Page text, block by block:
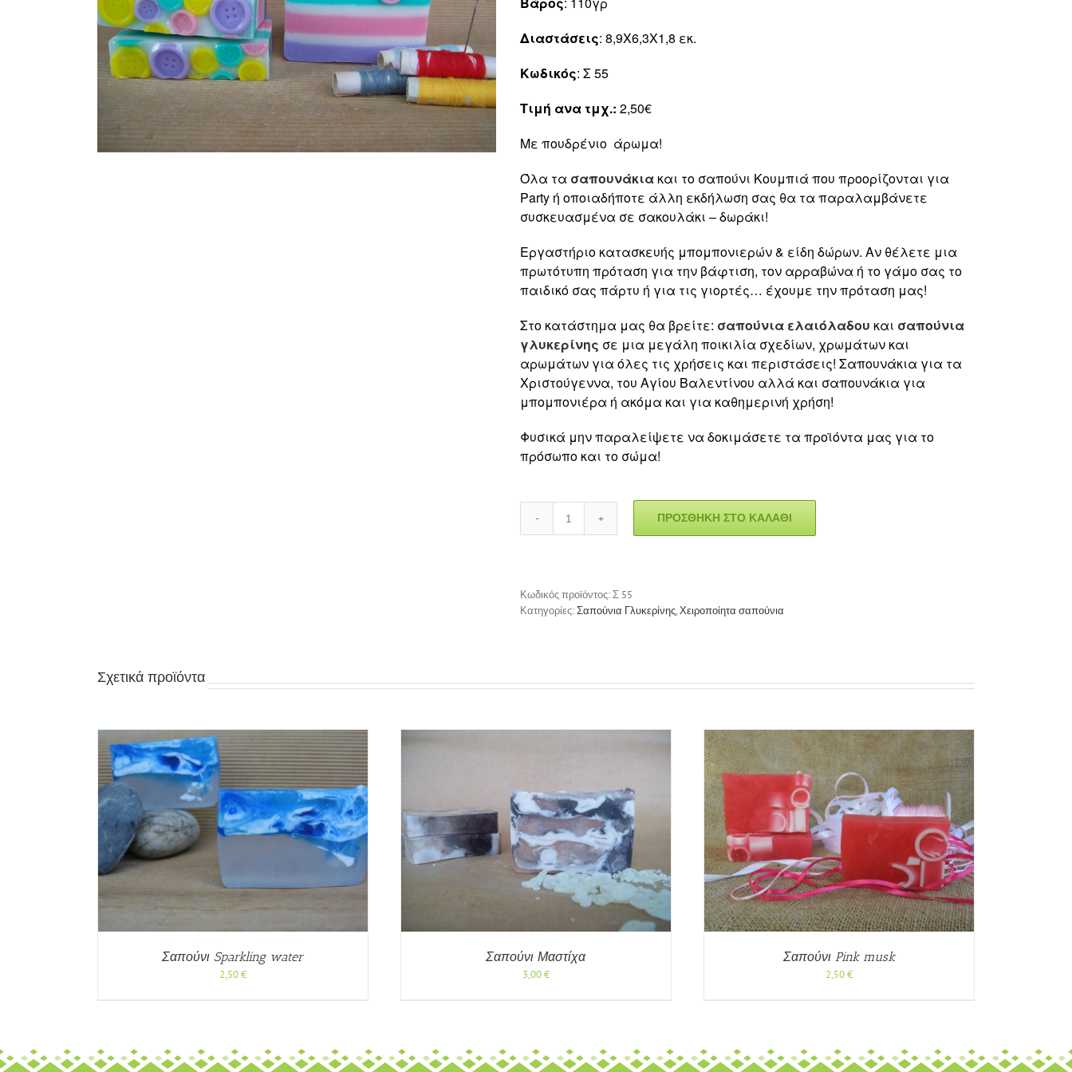
Διαστάσεις: 8,9Χ6,3Χ1,8 εκ.
Κωδικός: Σ 55
Τιμή ανα τμχ.: 2,50€
Με πουδρένιο άρωμα!
Όλα τα σαπουνάκια και το σαπούνι Κουμπιά που προορίζονται για
Party ή οποιαδήποτε άλλη εκδήλωση σας θα τα παραλαμβάνετε
συσκευασμένα σε σακουλάκι – δωράκι!
Εργαστήριο κατασκευής μπομπονιερών & είδη δώρων. Αν θέλετε μια
πρωτότυπη πρόταση για την βάφτιση, τον αρραβώνα ή το γάμο σας το
παιδικό σας πάρτυ ή για τις γιορτές… έχουμε την πρόταση μας!
Στο κατάστημα μας θα βρείτε: σαπούνια ελαιόλαδου και σαπούνια
γλυκερίνης σε μια μεγάλη ποικιλία σχεδίων, χρωμάτων και
αρωμάτων για όλες τις χρήσεις και περιστάσεις! Σαπουνάκια για τα
Χριστούγεννα, του Αγίου Βαλεντίνου αλλά και σαπουνάκια για
μπομπονιέρα ή ακόμα και για καθημερινή χρήση!
Φυσικά μην παραλείψετε να δοκιμάσετε τα προϊόντα μας για το
πρόσωπο και το σώμα!
Σαπούνι
ΠΡΟΣΘΉΚΗ ΣΤΟ ΚΑΛΆΘΙ
Κωδικός προϊόντος:Σ 55
Κατηγορίες:Σαπούνια Γλυκερίνης,Χειροποίητα σαπούνια
Σχετικά προϊόντα
Σαπούνι Sparkling water
2,50€
ΠΡΟΣΘΉΚΗ ΣΤΟ ΚΑΛΆΘΙ /
ΓΡΉΓΟΡΗ
ΠΡΟΒΟΛΉ
Σαπούνι Μαστίχα
3,00€
ΠΡΟΣΘΉΚΗ ΣΤΟ ΚΑΛΆΘΙ /
ΓΡΉΓΟΡΗ
ΠΡΟΒΟΛΉ
Σαπούνι Pink musk
2,50€